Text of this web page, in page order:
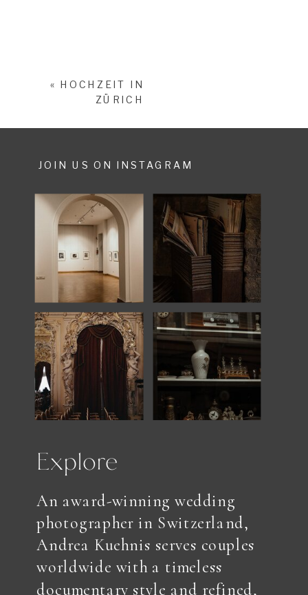
SHARE POST
« HOCHZEIT IN
ZÜRICH
Explore
An award-winning wedding
photographer in Switzerland,
Andrea Kuehnis serves couples
worldwide with a timeless
documentary style and refined,
JOIN US ON INSTAGRAM